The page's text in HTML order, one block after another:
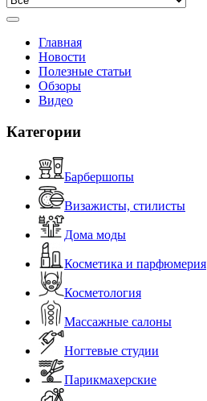
Главная
Новости
Полезные статьи
Обзоры
Видео
Категории
Барбершопы
Визажисты, стилисты
Дома моды
Косметика и парфюмерия
Косметология
Массажные салоны
Ногтевые студии
Парикмахерские